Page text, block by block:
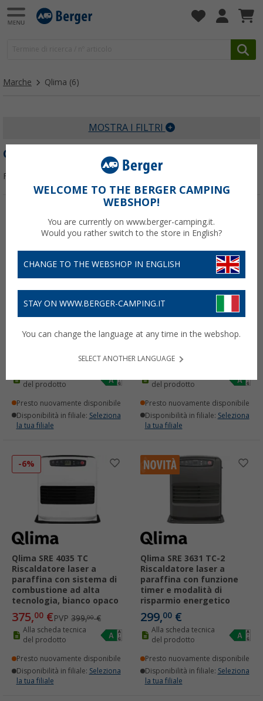
Marche Qlima (6)
MOSTRA I FILTRI
QLIMA
Filtrare per:
paraffina, bianco opaco,
del prodotto
Presto nuovamente disponibile
Disponibilità in filiale: Seleziona
la tua filiale
-10%
Qlima SRE 8040 TC
paraffina con funzione
395,00€PVP
del prodotto
Presto nuovamente disponibile
Disponibilità in filiale: Seleziona
la tua filiale
-6%
Qlima SRE 4035 TC
Riscaldatore laser a
paraffina con sistema di
combustione ad alta
tecnologia, bianco opaco
375,00 €PVP 399,00€
Alla scheda tecnica
del prodotto
Presto nuovamente disponibile
Disponibilità in filiale: Seleziona
la tua filiale
Qlima SRE 3631 TC-2
Riscaldatore laser a
paraffina con funzione
timer e modalità di
risparmio energetico
299,00 €
Alla scheda tecnica
del prodotto
Presto nuovamente disponibile
Disponibilità in filiale: Seleziona
la tua filiale
WELCOME TO THE BERGER CAMPING
WEBSHOP!
You are currently on www.berger-camping.it.
Would you rather switch to the store in English?
CHANGE TO THE WEBSHOP IN ENGLISH
STAY ON WWW.BERGER-CAMPING.IT
You can change the language at any time in the webshop.
SELECT ANOTHER LANGUAGE